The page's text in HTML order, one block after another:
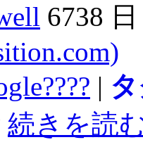
6738
|
続きを読